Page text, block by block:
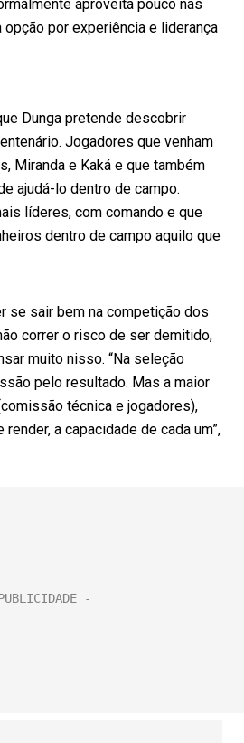
aproveita pouco nas
opção por experiência e liderança
Dunga pretende descobrir
Jogadores que venham
Miranda e Kaká e que também
ajudá-lo dentro de campo.
líderes, com comando e que
dentro de campo aquilo que
se sair bem na competição dos
correr o risco de ser demitido,
muito nisso. “Na seleção
pelo resultado. Mas a maior
técnica e jogadores),
a capacidade de cada um”,